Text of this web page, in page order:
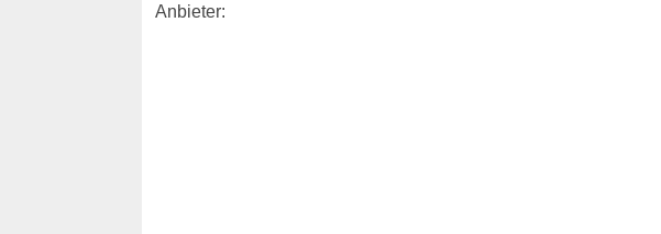
Anbieter: